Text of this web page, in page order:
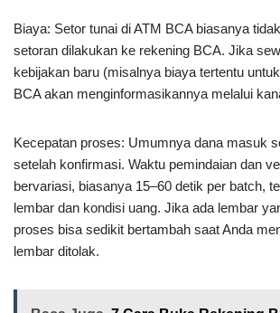
Biaya: Setor tunai di ATM BCA biasanya
setoran dilakukan ke rekening BCA. Jika
kebijakan baru (misalnya biaya tertentu
BCA akan menginformasikannya melalui
Kecepatan proses: Umumnya dana masuk
setelah konfirmasi. Waktu pemindaian dan
bervariasi, biasanya 15–60 detik per batch,
lembar dan kondisi uang. Jika ada lembar
proses bisa sedikit bertambah saat Anda
lembar ditolak.